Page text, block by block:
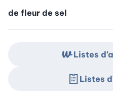
de fleur de sel
Listes
Listes